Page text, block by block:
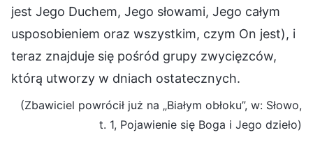
jest Jego Duchem, Jego słowami, Jego całym
usposobieniem oraz wszystkim, czym On jest), i
teraz znajduje się pośród grupy zwycięzców,
którą utworzy w dniach ostatecznych.
(Zbawiciel powrócił już na „Białym obłoku”, w: Słowo,
t. 1, Pojawienie się Boga i Jego dzieło)